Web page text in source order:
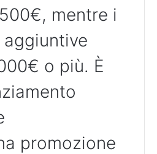
mentre i
o più. È
promozione